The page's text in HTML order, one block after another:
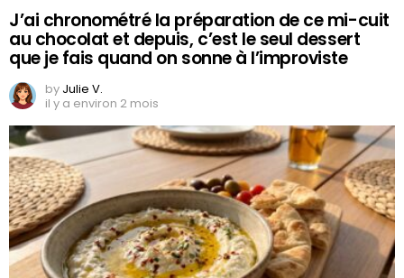
J’ai chronométré la préparation de ce mi-cuit
au chocolat et depuis, c’est le seul dessert
que je fais quand on sonne à l’improviste
by Julie V.
il y a environ 2 mois